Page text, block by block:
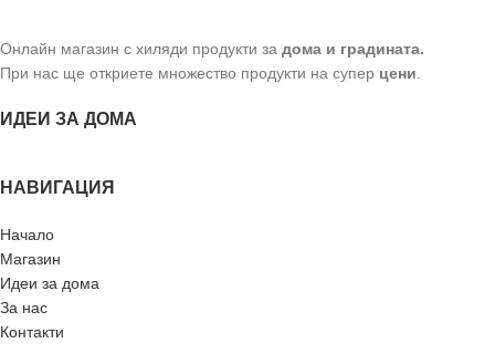
Онлайн магазин с хиляди продукти за дома и градината.
При нас ще откриете множество продукти на супер цени
ИДЕИ ЗА ДОМА
НАВИГАЦИЯ
Начало
Магазин
Идеи за дома
За нас
Контакти